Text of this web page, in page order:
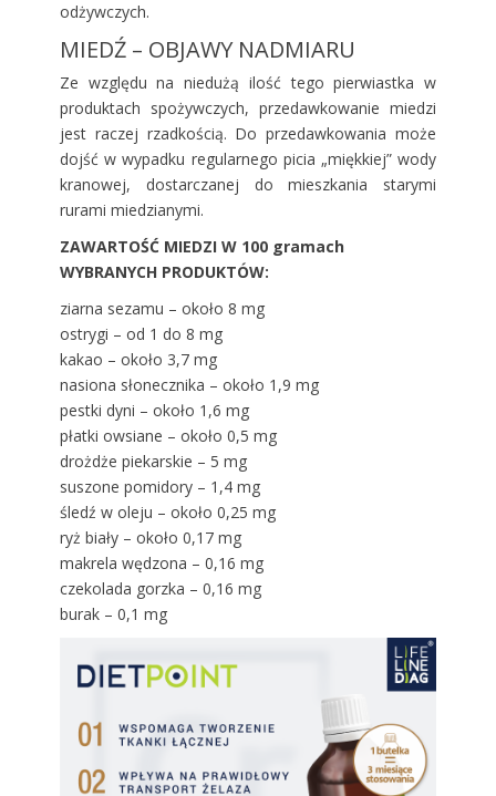
odżywczych.
MIEDŹ – OBJAWY NADMIARU
Ze względu na niedużą ilość tego pierwiastka w
produktach spożywczych, przedawkowanie miedzi
jest raczej rzadkością. Do przedawkowania może
dojść w wypadku regularnego picia „miękkiej” wody
kranowej, dostarczanej do mieszkania starymi
rurami miedzianymi.
ZAWARTOŚĆ MIEDZI W 100 gramach
WYBRANYCH PRODUKTÓW:
ziarna sezamu – około 8 mg
ostrygi – od 1 do 8 mg
kakao – około 3,7 mg
nasiona słonecznika – około 1,9 mg
pestki dyni – około 1,6 mg
płatki owsiane – około 0,5 mg
drożdże piekarskie – 5 mg
suszone pomidory – 1,4 mg
śledź w oleju – około 0,25 mg
ryż biały – około 0,17 mg
makrela wędzona – 0,16 mg
czekolada gorzka – 0,16 mg
burak – 0,1 mg